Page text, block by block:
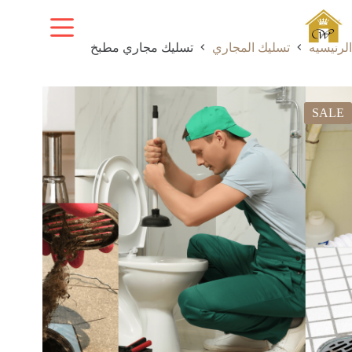
التجاوز
إلى
المحتوى
الرئيسية
تسليك المجاري تسليك مجاري مطبخ
SALE